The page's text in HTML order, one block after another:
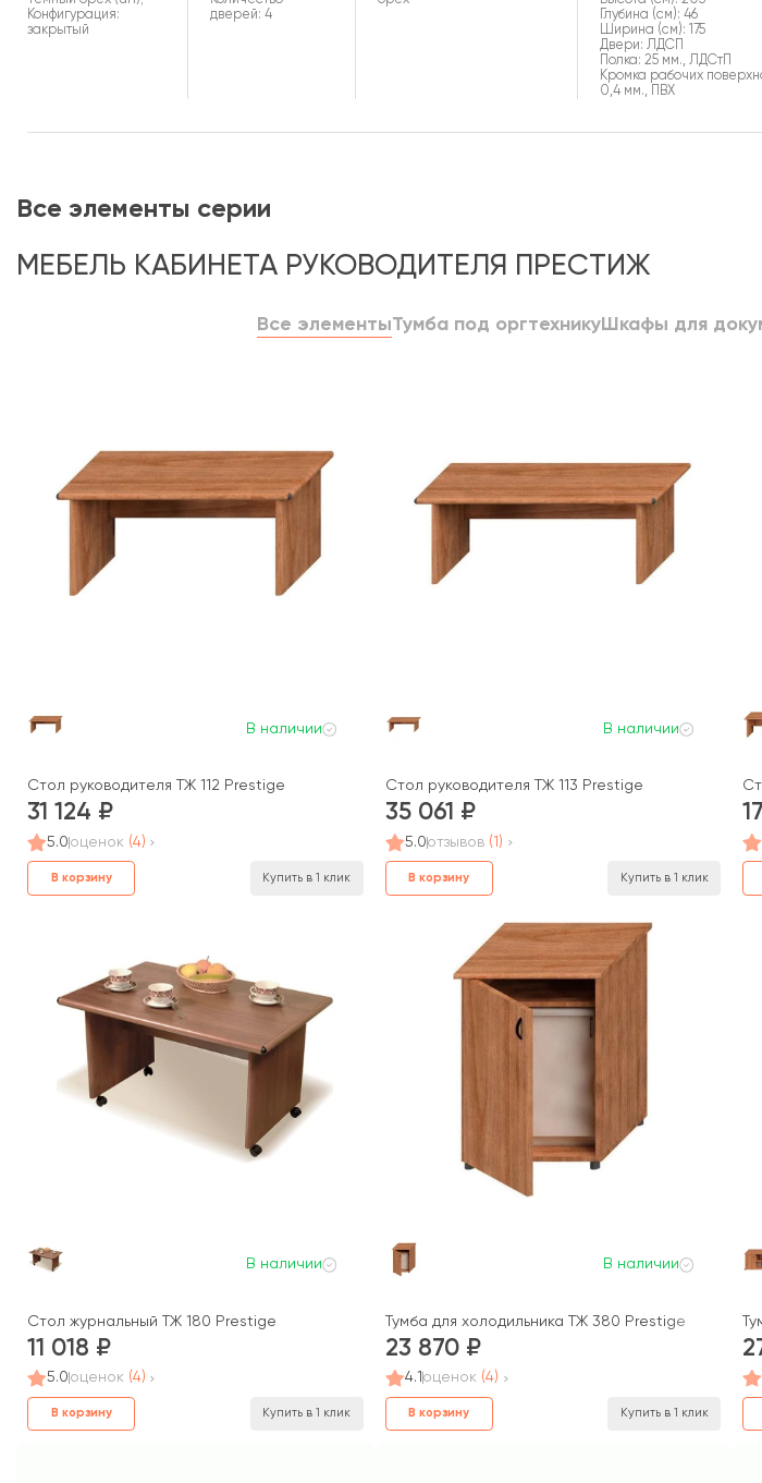
Конфигурация:
закрытый
дверей: 4
Глубина (см): 46
Ширина (см): 175
Двери: ЛДСП
Полка: 25 мм., ЛДСтП
Кромка рабочих
0,4 мм., ПВХ
Все элементы серии
МЕБЕЛЬ КАБИНЕТА РУКОВОДИТЕЛЯ ПРЕСТИЖ
Все элементыТумба под оргтехникуШкафы для
В наличии
Стол руководителя ТЖ 112 Prestige
31 124
5.0оценок (4)
В корзину Купить в 1 клик
В наличии
Стол руководителя ТЖ 113 Prestige
35 061
5.0отзывов (1)
В корзину Купить в 1 клик
В наличии
Стол журнальный ТЖ 180 Prestige
11 018
5.0 оценок (4)
В корзину Купить в 1 клик
В наличии
Тумба для холодильника ТЖ 380 Prestige
23 870
4.1 оценок (4)
В корзину Купить в 1 клик